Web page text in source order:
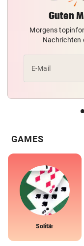
Guten
Morgens
Nachrichten
E-Mail
GAMES
Solitär